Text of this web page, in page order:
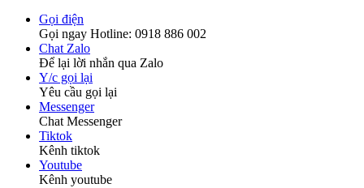
Gọi điện
Gọi ngay Hotline: 0918 886 002
Chat Zalo
Để lại lời nhắn qua Zalo
Y/c gọi lại
Yêu cầu gọi lại
Messenger
Chat Messenger
Tiktok
Kênh tiktok
Youtube
Kênh youtube